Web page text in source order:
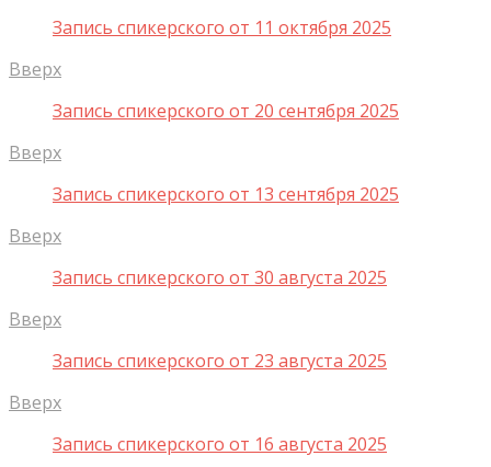
Запись спикерского от 11 октября 2025
Вверх
Запись спикерского от 20 сентября 2025
Вверх
Запись спикерского от 13 сентября 2025
Вверх
Запись спикерского от 30 августа 2025
Вверх
Запись спикерского от 23 августа 2025
Вверх
Запись спикерского от 16 августа 2025